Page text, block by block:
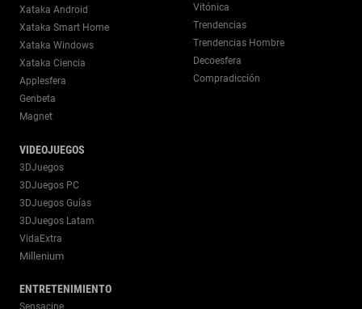
Xataka Android
Xataka Smart Home
Xataka Windows
Xataka Ciencia
Applesfera
Genbeta
Magnet
VIDEOJUEGOS
3DJuegos
3DJuegos PC
3DJuegos Guías
3DJuegos Latam
VidaExtra
Millenium
ENTRETENIMIENTO
Sensacine
Vitónica
Trendencias
Trendencias Hombre
Decoesfera
Compradicción